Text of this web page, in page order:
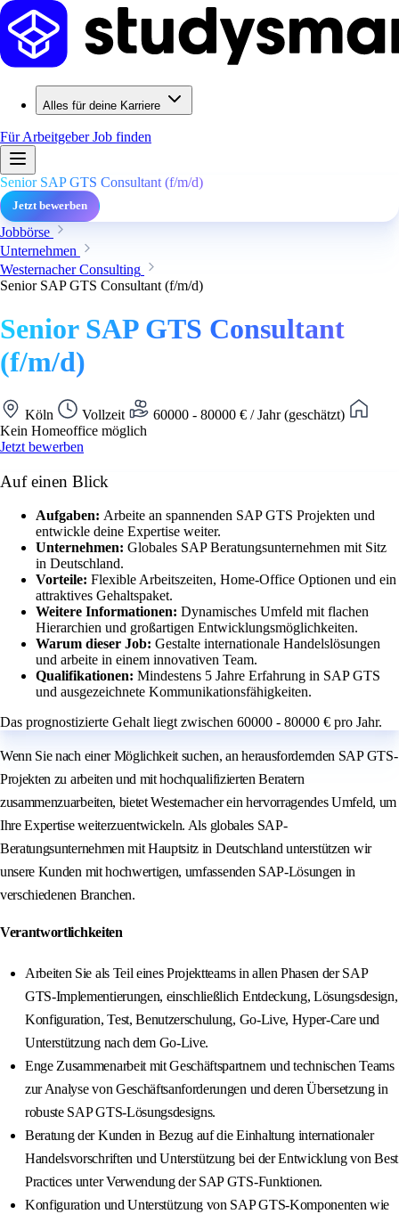
Alles für deine Karriere
Für ArbeitgeberJob finden
Senior SAP GTS Consultant (f/m/d)
Jetzt bewerben
Jobbörse
Unternehmen
Westernacher Consulting
Senior SAP GTS Consultant (f/m/d)
Senior SAP GTS Consultant
(f/m/d)
Köln Vollzeit
60000 - 80000 € / Jahr (geschätzt)
Kein Homeoffice möglich
Jetzt bewerben
Auf einen Blick
Aufgaben: Arbeite an spannenden SAP GTS Projekten und
entwickle deine Expertise weiter.
Unternehmen: Globales SAP Beratungsunternehmen mit Sitz
in Deutschland.
Vorteile: Flexible Arbeitszeiten, Home-Office Optionen und ein
attraktives Gehaltspaket.
Weitere Informationen: Dynamisches Umfeld mit flachen
Hierarchien und großartigen Entwicklungsmöglichkeiten.
Warum dieser Job: Gestalte internationale Handelslösungen
und arbeite in einem innovativen Team.
Qualifikationen: Mindestens 5 Jahre Erfahrung in SAP GTS
und ausgezeichnete Kommunikationsfähigkeiten.
Das prognostizierte Gehalt liegt zwischen 60000 - 80000 € pro Jahr.
Wenn Sie nach einer Möglichkeit suchen, an herausfordernden SAP GTS-
Projekten zu arbeiten und mit hochqualifizierten Beratern
zusammenzuarbeiten, bietet Westernacher ein hervorragendes Umfeld, um
Ihre Expertise weiterzuentwickeln. Als globales SAP-
Beratungsunternehmen mit Hauptsitz in Deutschland unterstützen wir
unsere Kunden mit hochwertigen, umfassenden SAP-Lösungen in
verschiedenen Branchen.
Verantwortlichkeiten
Arbeiten Sie als Teil eines Projektteams in allen Phasen der SAP
GTS-Implementierungen, einschließlich Entdeckung, Lösungsdesign,
Konfiguration, Test, Benutzerschulung, Go-Live, Hyper-Care und
Unterstützung nach dem Go-Live.
Enge Zusammenarbeit mit Geschäftspartnern und technischen Teams
zur Analyse von Geschäftsanforderungen und deren Übersetzung in
robuste SAP GTS-Lösungsdesigns.
Beratung der Kunden in Bezug auf die Einhaltung internationaler
Handelsvorschriften und Unterstützung bei der Entwicklung von Best
Practices unter Verwendung der SAP GTS-Funktionen.
Konfiguration und Unterstützung von SAP GTS-Komponenten wie